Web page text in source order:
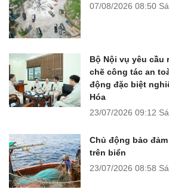
07/08/2026 08:50
Bộ Nội vụ yêu cầu
chẽ công tác an
động đặc biệt
Hóa
23/07/2026 09:12
Chủ động bảo
trên biển
23/07/2026 08:58